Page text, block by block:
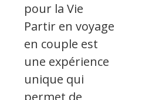
pour la Vie
Partir en voyage
en couple est
une expérience
unique qui
permet de